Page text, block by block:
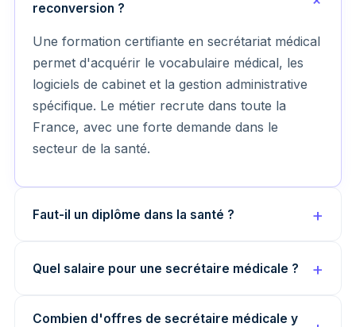
reconversion ?
Une formation certifiante en secrétariat médical
permet d'acquérir le vocabulaire médical, les
logiciels de cabinet et la gestion administrative
spécifique. Le métier recrute dans toute la
France, avec une forte demande dans le
secteur de la santé.
Faut-il un diplôme dans la santé ?
Quel salaire pour une secrétaire médicale ?
Combien d'offres de secrétaire médicale y